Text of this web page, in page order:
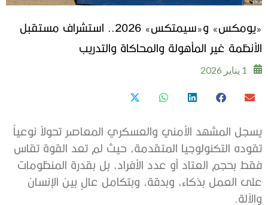
«يومكس» و«سيمتكس» 2026.. استشراف مستقبل
الأنظمة غير المأهولة والمحاكاة والتدريب
1 يناير 2026
يسجل المشهد الأمني والعسكري المعاصر تحولاً نوعياً
تقوده التكنولوجيا المتقدمة، حيث لم تعد القوة تقاس
فقط بحجم العتاد أو عدد الأفراد، بل بقدرة المنظومات
على العمل بذكاء، وبدقة، وبتكامل عالٍ بين الإنسان
والآلة.